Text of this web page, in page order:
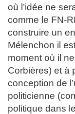
où l’idée ne
comme le FN-
construire un
Mélenchon il
moment où il
Corbières) et à
conception de
politicienne
politique dans